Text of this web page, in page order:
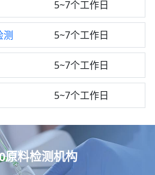
5~7个工作日
测 5~7个工作日
5~7个工作日
5~7个工作日
原料检测机构